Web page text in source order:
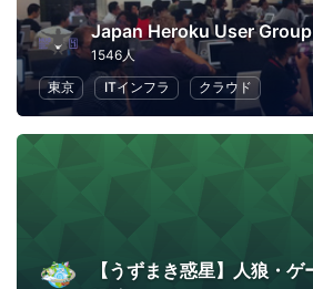
Japan Heroku User Group
1546人
東京
ITインフラ クラウド